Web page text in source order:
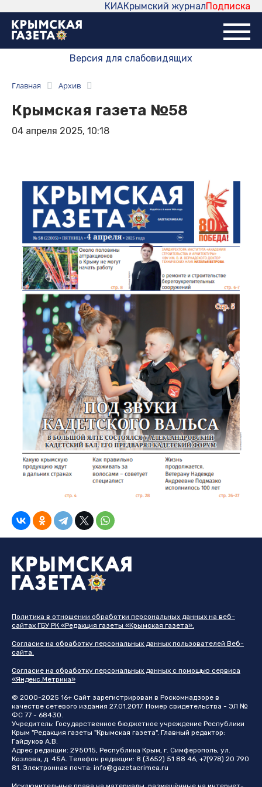
Подписка
Крымский журнал
КИА
Версия для слабовидящих
Главная Архив
Крымская газета №58
04 апреля 2025, 10:18
Политика в отношении обработки персональных данных на веб-
сайтах ГБУ РК «Редакция газеты «Крымская газета».
Согласие на обработку персональных данных пользователей Веб-
сайта.
Согласие на обработку персональных данных с помощью сервиса
«Яндекс.Метрика»
© 2000-2025 16+ Сайт зарегистрирован в Роскомнадзоре в
качестве сетевого издания 27.01.2017. Номер свидетельства - ЭЛ №
ФС 77 - 68430.
Учредитель: Государственное бюджетное учреждение Республики
Крым "Редакция газеты "Крымская газета". Главный редактор:
Гайдуков А.В.
Адрес редакции: 295015, Республика Крым, г. Симферополь, ул.
Козлова, д. 45А. Телефон редакции: 8 (3652) 51 88 46, +7(978) 20 790
81. Электронная почта: info@gazetacrimea.ru